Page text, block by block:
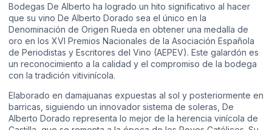
Bodegas De Alberto ha logrado un hito significativo al hacer
que su vino De Alberto Dorado sea el único en la
Denominación de Origen Rueda en obtener una medalla de
oro en los XVI Premios Nacionales de la Asociación Española
de Periodistas y Escritores del Vino (AEPEV). Este galardón es
un reconocimiento a la calidad y el compromiso de la bodega
con la tradición vitivinícola.
Elaborado en damajuanas expuestas al sol y posteriormente en
barricas, siguiendo un innovador sistema de soleras, De
Alberto Dorado representa lo mejor de la herencia vinícola de